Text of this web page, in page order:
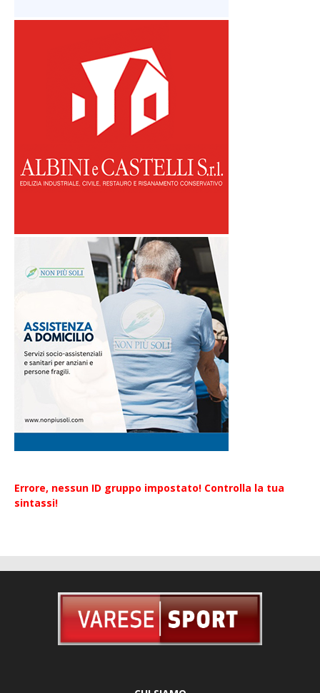
Errore, nessun ID gruppo impostato! Controlla la tua
sintassi!